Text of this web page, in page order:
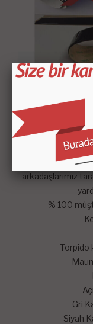
Mars
Hangi satış
sorularını
sorabilirsiniz.
arkadaşlarımız
% 100
Torpido
Gri
Siyah